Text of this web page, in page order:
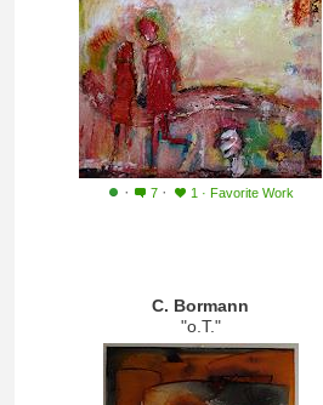
· 7 · 1 · Favorite Work
C. Bormann
"o.T."